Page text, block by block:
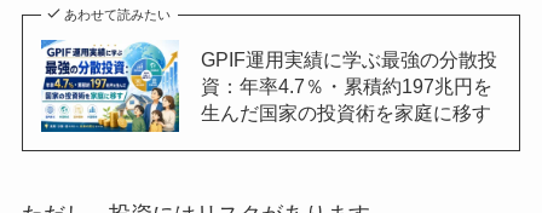
あわせて読みたい
GPIF運用実績に学ぶ最強の分散投
資：年率4.7％・累積約197兆円を
生んだ国家の投資術を家庭に移す